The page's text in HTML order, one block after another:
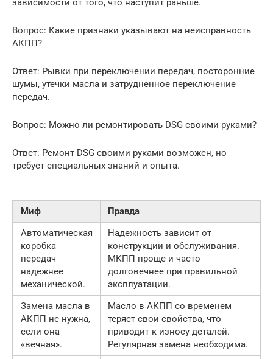
зависимости от того, что наступит раньше.
Вопрос: Какие признаки указывают на неисправность
АКПП?
Ответ: Рывки при переключении передач, посторонние
шумы, утечки масла и затрудненное переключение
передач.
Вопрос: Можно ли ремонтировать DSG своими руками?
Ответ: Ремонт DSG своими руками возможен, но
требует специальных знаний и опыта.
Миф
Правда
Автоматическая
коробка
передач
надежнее
механической.
Надежность зависит от
конструкции и обслуживания.
МКПП проще и часто
долговечнее при правильной
эксплуатации.
Замена масла в
АКПП не нужна,
если она
«вечная».
Масло в АКПП со временем
теряет свои свойства, что
приводит к износу деталей.
Регулярная замена необходима.